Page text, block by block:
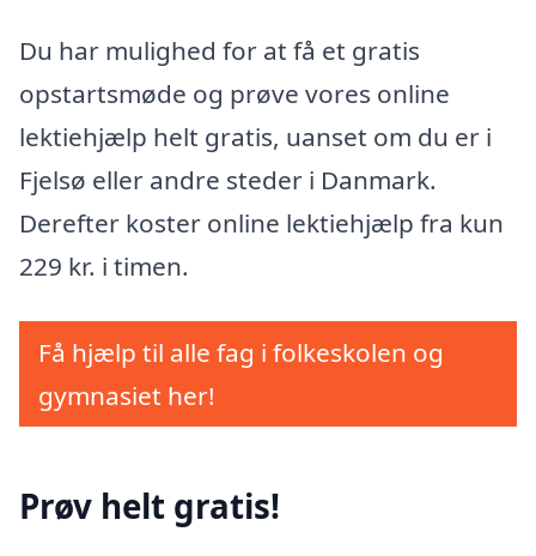
Du har mulighed for at få et gratis
opstartsmøde og prøve vores online
lektiehjælp helt gratis, uanset om du er i
Fjelsø eller andre steder i Danmark.
Derefter koster online lektiehjælp fra kun
229 kr. i timen.
Få hjælp til alle fag i folkeskolen og
gymnasiet her!
Prøv helt gratis!